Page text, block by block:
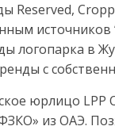
Reserved,
источников
логопарка в
с
юрлицо
из ОАЭ.